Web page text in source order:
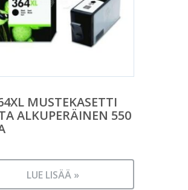
MUSTEKASETTI
ALKUPERÄINEN 550
LUE LISÄÄ »